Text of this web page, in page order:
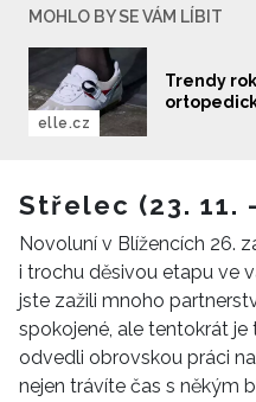
MOHLO BY SE VÁM LÍBIT
Trendy
elle.cz
Střelec (23. 11.
Novoluní v Blížencích 26.
i trochu děsivou etapu ve
jste zažili mnoho
spokojené, ale tentokrát je
odvedli obrovskou práci
nejen trávíte čas s někým